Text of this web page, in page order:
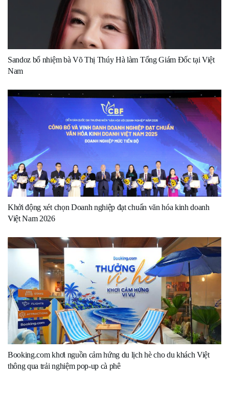
Sandoz bổ nhiệm bà Võ Thị Thúy Hà làm Tổng Giám Đốc tại Việt
Nam
Khởi động xét chọn Doanh nghiệp đạt chuẩn văn hóa kinh doanh
Việt Nam 2026
Booking.com khơi nguồn cảm hứng du lịch hè cho du khách Việt
thông qua trải nghiệm pop-up cà phê